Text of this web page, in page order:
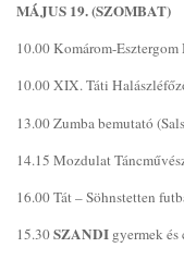
MÁJUS 19. (SZOMBAT)
10.00 Komárom-
10.00 XIX. Táti
13.00 Zumba bemutató
14.15 Mozdulat
16.00 Tát – Söhnstetten
15.30SZANDI gyermek és